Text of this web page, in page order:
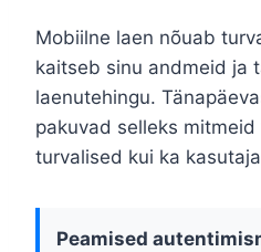
Mobiilne laen nõuab
kaitseb sinu andmeid ja
laenutehingu.
pakuvad selleks
turvalised kui ka
Peamised